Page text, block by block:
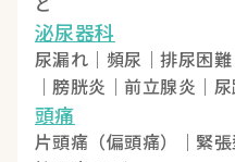
泌尿器科
尿漏れ｜頻尿｜排尿困
｜膀胱炎｜前立腺炎｜
頭痛
片頭痛（偏頭痛）｜緊